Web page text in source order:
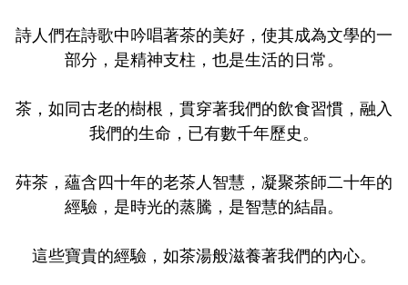
詩人們在詩歌中吟唱著茶的美好，使其成為文學的一
部分，是精神支柱，也是生活的日常。
茶，如同古老的樹根，貫穿著我們的飲食習慣，融入
我們的生命，已有數千年歷史。
荈茶，蘊含四十年的老茶人智慧，凝聚茶師二十年的
經驗，是時光的蒸騰，是智慧的結晶。
這些寶貴的經驗，如茶湯般滋養著我們的內心。